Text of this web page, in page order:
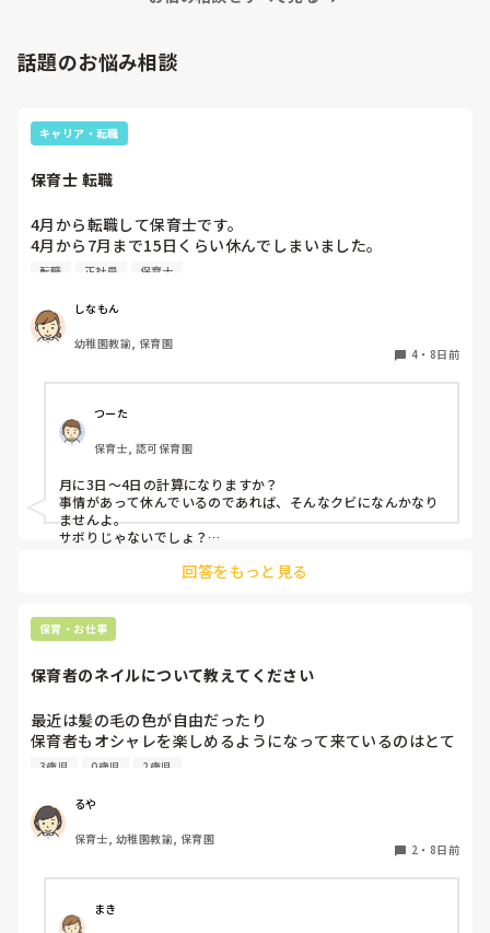
話題のお悩み相談
キャリア・転職
保育士 転職
4月から転職して保育士です。
4月から7月まで15日くらい休んでしまいました。
同じクラスの先生いるのですが、いい気しないと思います。
転職 正社員 保育士
しなもん
幼稚園教諭, 保育園
4 ・ 8日前
つーた
保育士, 認可保育園
月に3日〜4日の計算になりますか？
事情があって休んでいるのであれば、そんなクビになんかなり
ませんよ。
サボりじゃないでしょ？
同じクラスの先生が、もしも今後、いい気がしないと言葉にし
いいと思います。
からの振る舞いだと思いますよ。
も大事かと。
憶測で考えて妄想を広げないことです。
デマがいつのまにか事実のようになってしまうのは、人間の思
回答をもっと見る
保育・お仕事
保育者のネイルについて教えてください
最近は髪の毛の色が自由だったり
保育者もオシャレを楽しめるようになって来ているのはとて
も良いことだと思っているのですが、
今の園では一応まだNGにはなっているのですが、
爪が弱いからコーティングしていないと割れちゃう、とか
色々理由がありつつ地味目のネイルを暗黙の了解でしている
最近はプールがあったりと素足になることが多いのですが、
足は煌びやかなネイルになっています。笑
3歳児 0歳児 2歳児
るや
保育士, 幼稚園教諭, 保育園
2 ・ 8日前
まき